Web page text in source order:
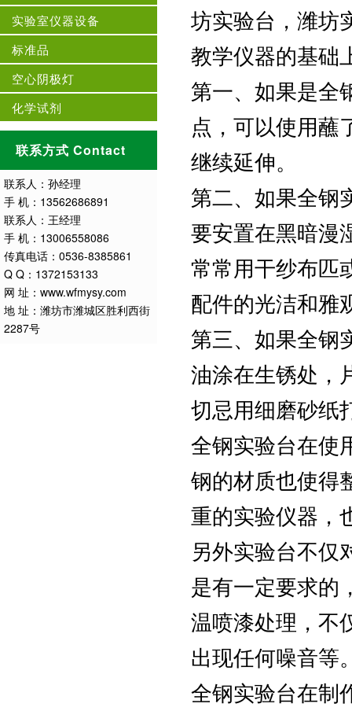
实验室仪器设备
标准品
空心阴极灯
化学试剂
联系方式 Contact
联系人：孙经理
手 机：13562686891
联系人：王经理
手 机：13006558086
传真电话：0536-8385861
Q Q：1372153133
网 址：www.wfmysy.com
地 址：潍坊市潍城区胜利西街
2287号
坊实验台，潍坊
教学仪器的基础
第一、如果是全
点，可以使用蘸
继续延伸。
第二、如果全钢
要安置在黑暗漫
常常用干纱布匹
配件的光洁和雅
第三、如果全钢
油涂在生锈处，
切忌用细磨砂纸
全钢实验台在使
钢的材质也使得
重的实验仪器，
另外实验台不仅
是有一定要求的
温喷漆处理，不
出现任何噪音等
全钢实验台在制